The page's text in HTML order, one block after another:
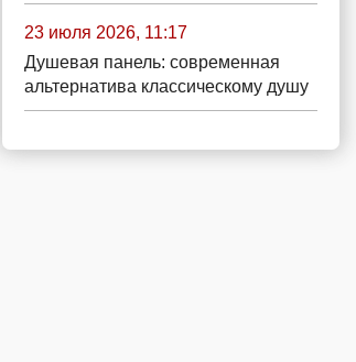
23 июля 2026, 11:17
Душевая панель: современная
альтернатива классическому душу